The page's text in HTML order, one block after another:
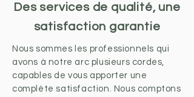
Des services de qualité, une
satisfaction garantie
Nous sommes les professionnels qui
avons à notre arc plusieurs cordes,
capables de vous apporter une
complète satisfaction. Nous comptons